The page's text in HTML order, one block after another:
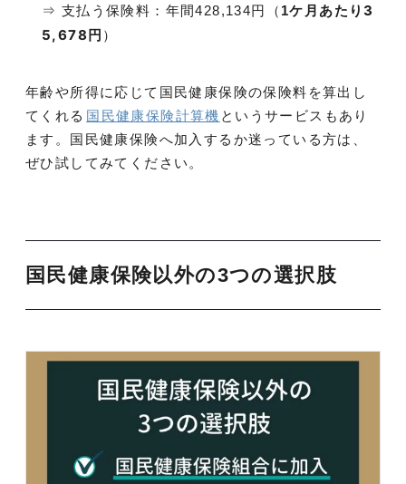
⇒ 支払う保険料：年間428,134円（ 1ケ月あたり 3
5,678円 ）
年齢や所得に応じて国民健康保険の保険料を算出し
てくれる 国民健康保険計算機 というサービスもあり
ます。国民健康保険へ加入するか迷っている方は、
ぜひ試してみてください。
国民健康保険以外の3つの選択肢